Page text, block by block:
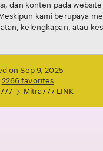
dan konten pada
kami berupaya
kelengkapan, atau
serta penawaran
on Sep 9, 2025
2266 favorites
Mitra777 LINK